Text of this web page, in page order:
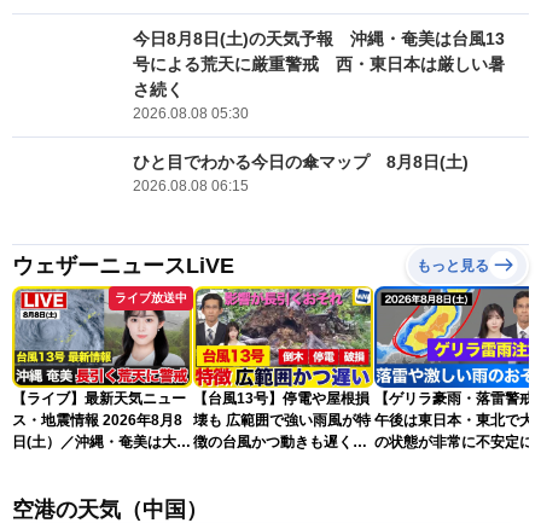
今日8月8日(土)の天気予報 沖縄・奄美は台風13
号による荒天に厳重警戒 西・東日本は厳しい暑
さ続く
2026.08.08 05:30
ひと目でわかる今日の傘マップ 8月8日(土)
2026.08.08 06:15
ウェザーニュースLiVE もっと見る
ライブ放送中
【ライブ】最新天気ニュー
ス・地震情報 2026年8月8
日(土）／沖縄・奄美は大荒
ュースLiVEコーヒータイ
【台風13号】停電や屋根損
壊も 広範囲で強い雨風が特
徴の台風かつ動きも遅く影
【ゲリラ豪雨・落雷警戒
午後は東日本・東北で大
の状態が非常に不安定に
空港の天気（中国）